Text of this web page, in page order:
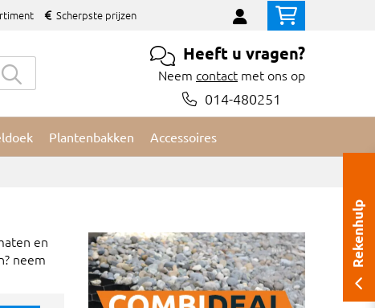
Scherpste prijzen
Heeft u vragen?
Neem contact met ons op
014-480251
Plantenbakken Accessoires
en
neem
Rekenhulp